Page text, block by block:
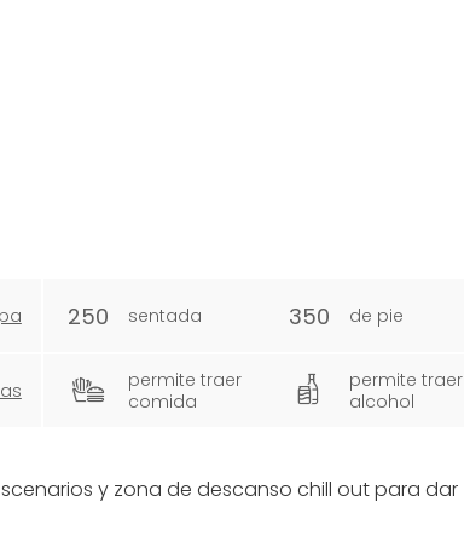
250 sentada 350 de pie
permite traer
comida
permite traer
alcohol
y zona de descanso chill out para dar